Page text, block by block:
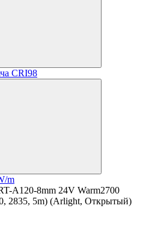
CRI98
m
A120-8mm 24V Warm2700
2835, 5m) (Arlight, Открытый)